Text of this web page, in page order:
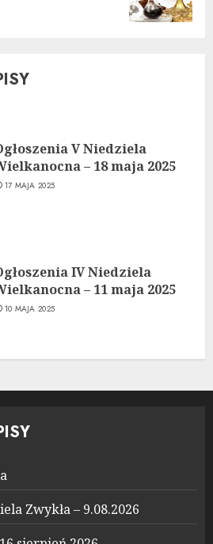
V Niedziela
– 18 maja 2025
17 MAJA 2025
IV Niedziela
– 11 maja 2025
10 MAJA 2025
Zwykła – 9.08.2026